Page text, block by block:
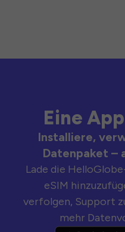
Eine
Installiere,
Datenpaket –
Lade die
eSIM
verfolgen, Support
mehr